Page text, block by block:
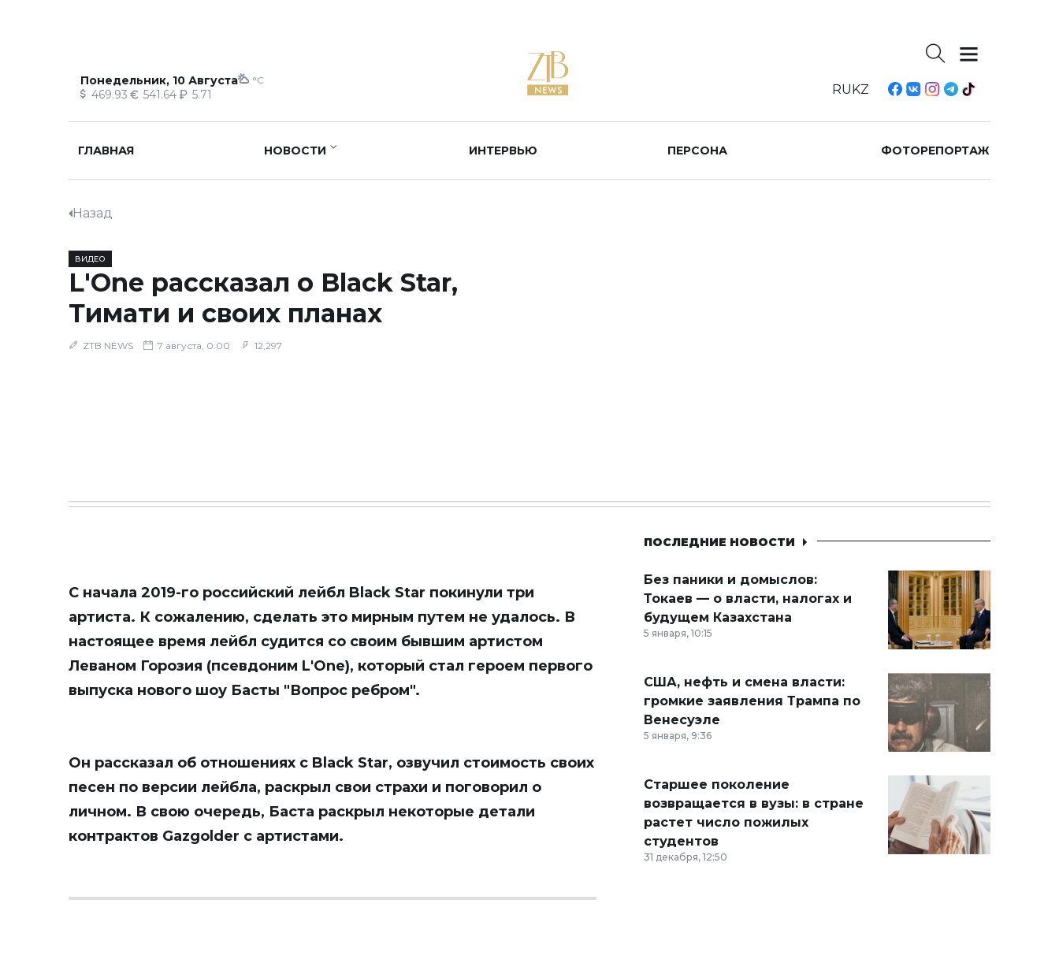
Понедельник, 10 Августа °C
469.93 541.64 5.71 RUKZ
ГЛАВНАЯ НОВОСТИ ИНТЕРВЬЮ ПЕРСОНА ФОТОРЕПОРТАЖ
Назад
ВИДЕО
L'One рассказал о Black Star,
Тимати и своих планах
ZTB NEWS 7 августа, 0:00 12,297
С начала 2019-го российский лейбл Black Star покинули три
артиста. К сожалению, сделать это мирным путем не удалось. В
настоящее время лейбл судится со своим бывшим артистом
Леваном Горозия (псевдоним L'One), который стал героем первого
выпуска нового шоу Басты "Вопрос ребром".
Он рассказал об отношениях с Black Star, озвучил стоимость своих
песен по версии лейбла, раскрыл свои страхи и поговорил о
личном. В свою очередь, Баста раскрыл некоторые детали
контрактов Gazgolder с артистами.
ПОСЛЕДНИЕ НОВОСТИ
Без паники и домыслов:
Токаев — о власти, налогах и
будущем Казахстана
5 января, 10:15
США, нефть и смена власти:
громкие заявления Трампа по
Венесуэле
5 января, 9:36
Старшее поколение
возвращается в вузы: в стране
растет число пожилых
студентов
31 декабря, 12:50